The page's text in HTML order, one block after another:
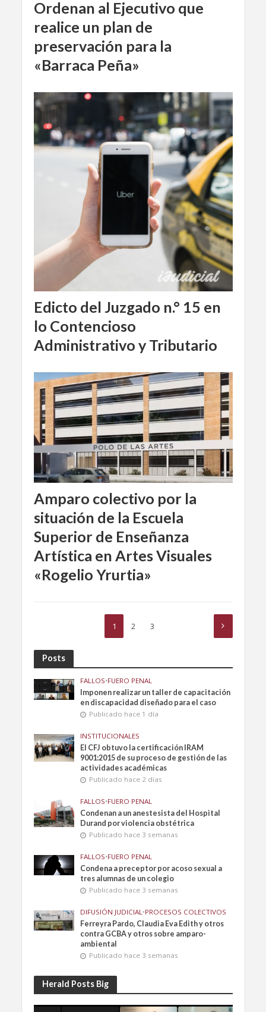
Ordenan al Ejecutivo que
realice un plan de
preservación para la
«Barraca Peña»
Edicto del Juzgado n.° 15 en
lo Contencioso
Administrativo y Tributario
Amparo colectivo por la
situación de la Escuela
Superior de Enseñanza
Artística en Artes Visuales
«Rogelio Yrurtia»
1 2 3
Posts
FALLOS•FUERO PENAL
Imponen realizar un taller de capacitación
en discapacidad diseñado para el caso
Publicado hace 1 día
INSTITUCIONALES
El CFJ obtuvo la certificación IRAM
9001:2015 de su proceso de gestión de las
actividades académicas
Publicado hace 2 días
FALLOS•FUERO PENAL
Condenan a un anestesista del Hospital
Durand por violencia obstétrica
Publicado hace 3 semanas
FALLOS•FUERO PENAL
Condena a preceptor por acoso sexual a
tres alumnas de un colegio
Publicado hace 3 semanas
DIFUSIÓN JUDICIAL •PROCESOS COLECTIVOS
Ferreyra Pardo, Claudia Eva Edith y otros
contra GCBA y otros sobre amparo-
ambiental
Publicado hace 3 semanas
Herald Posts Big